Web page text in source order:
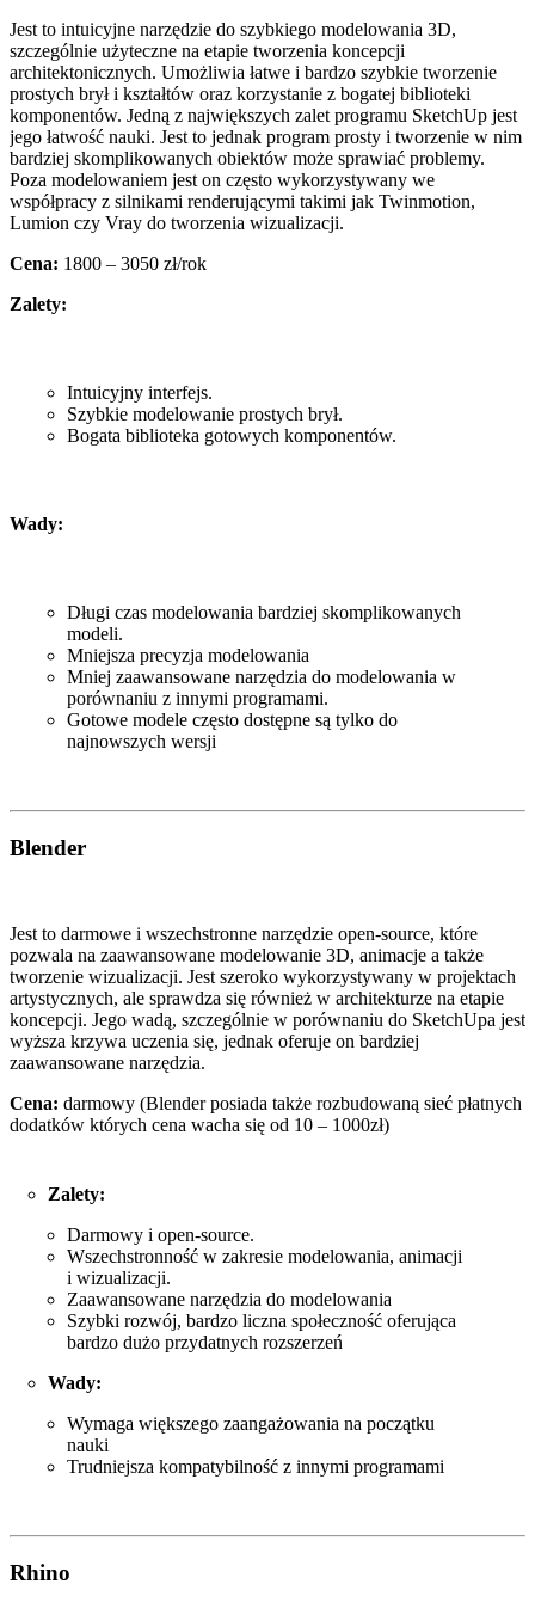
Jest to intuicyjne narzędzie do szybkiego modelowania 3D,
szczególnie użyteczne na etapie tworzenia koncepcji
architektonicznych. Umożliwia łatwe i bardzo szybkie tworzenie
prostych brył i kształtów oraz korzystanie z bogatej biblioteki
komponentów. Jedną z największych zalet programu SketchUp jest
jego łatwość nauki. Jest to jednak program prosty i tworzenie w nim
bardziej skomplikowanych obiektów może sprawiać problemy.
Poza modelowaniem jest on często wykorzystywany we
współpracy z silnikami renderującymi takimi jak Twinmotion,
Lumion czy Vray do tworzenia wizualizacji.
Cena: 1800 – 3050 zł/rok
Zalety:
Intuicyjny interfejs.
Szybkie modelowanie prostych brył.
Bogata biblioteka gotowych komponentów.
Wady:
Długi czas modelowania bardziej skomplikowanych
modeli.
Mniejsza precyzja modelowania
Mniej zaawansowane narzędzia do modelowania w
porównaniu z innymi programami.
Gotowe modele często dostępne są tylko do
najnowszych wersji
Blender
Jest to darmowe i wszechstronne narzędzie open-source, które
pozwala na zaawansowane modelowanie 3D, animacje a także
tworzenie wizualizacji. Jest szeroko wykorzystywany w projektach
artystycznych, ale sprawdza się również w architekturze na etapie
koncepcji. Jego wadą, szczególnie w porównaniu do SketchUpa jest
wyższa krzywa uczenia się, jednak oferuje on bardziej
zaawansowane narzędzia.
Cena: darmowy (Blender posiada także rozbudowaną sieć płatnych
dodatków których cena wacha się od 10 – 1000zł)
Zalety:
Darmowy i open-source.
Wszechstronność w zakresie modelowania, animacji
i wizualizacji.
Zaawansowane narzędzia do modelowania
Szybki rozwój, bardzo liczna społeczność oferująca
bardzo dużo przydatnych rozszerzeń
Wady:
Wymaga większego zaangażowania na początku
nauki
Trudniejsza kompatybilność z innymi programami
Rhino